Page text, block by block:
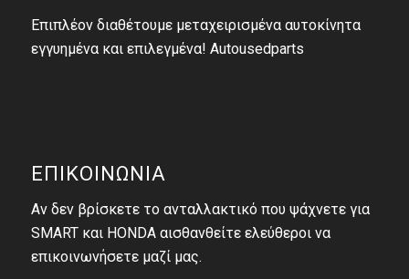
Επιπλέον διαθέτουμε μεταχειρισμένα αυτοκίνητα
εγγυημένα και επιλεγμένα! Autousedparts
ΕΠΙΚΟΙΝΩΝΙΑ
Αν δεν βρίσκετε το ανταλλακτικό που ψάχνετε για
SMART και HONDA αισθανθείτε ελεύθεροι να
επικοινωνήσετε μαζί μας.